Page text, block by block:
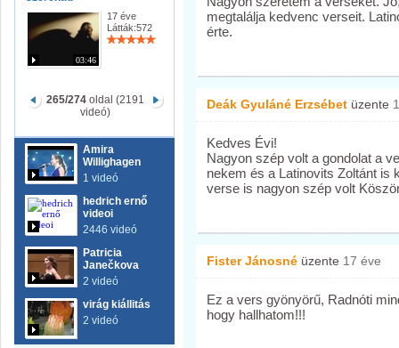
03:46
17 éve
Látták:572
265/274 oldal (2191
videó)
Amira
Willighagen
1 videó
hedrich ernő
videoi
2446 videó
Patricia
Janečkova
2 videó
virág kiállitás
2 videó
megtalálja kedvenc verseit.
érte.
Deák Gyuláné Erzsébet üzente
Kedves Évi!
Nagyon szép volt a gondolat a
nekem és a Latinovits Zoltánt is
verse is nagyon szép volt
Fister Jánosné üzente 17 éve
Ez a vers gyönyörű, Radnóti
hogy hallhatom!!!